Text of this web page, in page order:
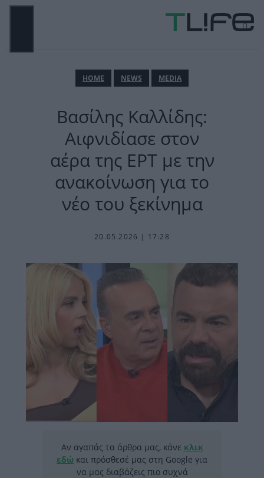
Μετάβαση
ΗΟΜΕ NEWS MEDIA
Βασίλης Καλλίδης:
Αιφνιδίασε στον
αέρα της ΕΡΤ με την
ανακοίνωση για το
νέο του ξεκίνημα
20.05.2026 | 17:28
Αν αγαπάς τα άρθρα μας, κάνε κλικ
εδώ και πρόσθεσέ μας στη Google για
να μας διαβάζεις πιο συχνά